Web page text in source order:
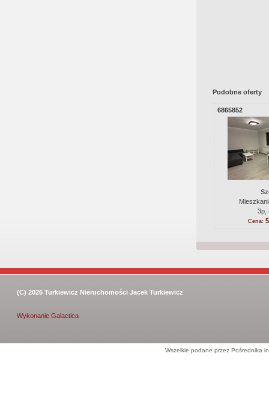
Podobne oferty
6865852
3p,
Cena:
(C) 2026 Turkiewicz Nieruchomości Jacek Turkiewicz
Wykonanie Galactica
Wszelkie podane przez Pośrednika